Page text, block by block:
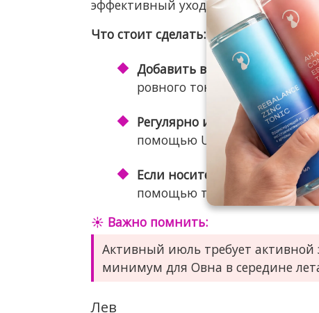
эффективный уход.
Что стоит сделать:
Добавить в уход тоник для
ровного тона.
Регулярно использовать SPFи
помощью UV-зеркала.
Если носите короткую
помощью триммера для
☀️ Важно помнить:
Активный июль требует
минимум для Овна в середине
Лев